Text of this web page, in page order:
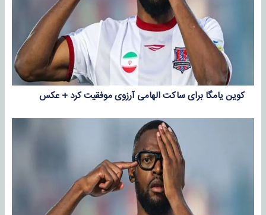
کوین یامگا برای ساکت الهامی آرزوی موفقیت کرد + عکس